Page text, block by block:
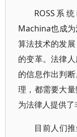
ROSS系
Machina也成
算法技术的发
的变革。法律
的信息作出判
理，都需要大
为法律人提供了
目前人们